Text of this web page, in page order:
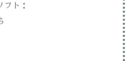
ト：